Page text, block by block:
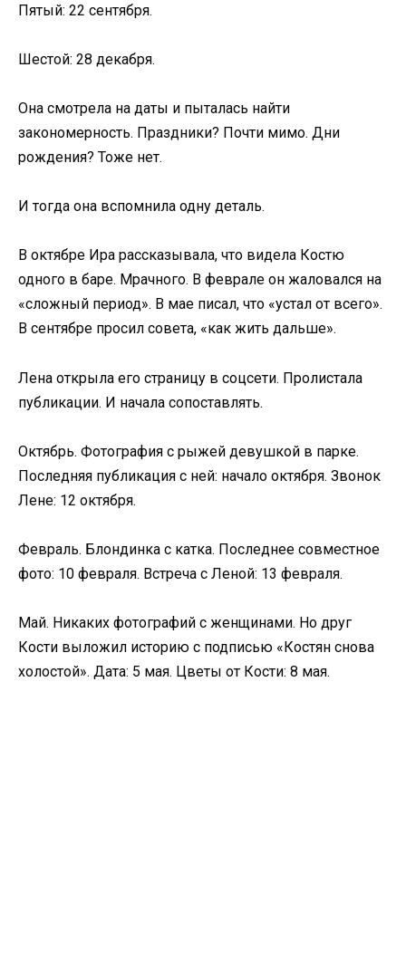
Пятый: 22 сентября.
Шестой: 28 декабря.
Она смотрела на даты и пыталась найти
закономерность. Праздники? Почти мимо. Дни
рождения? Тоже нет.
И тогда она вспомнила одну деталь.
В октябре Ира рассказывала, что видела Костю
одного в баре. Мрачного. В феврале он жаловался на
«сложный период». В мае писал, что «устал от всего».
В сентябре просил совета, «как жить дальше».
Лена открыла его страницу в соцсети. Пролистала
публикации. И начала сопоставлять.
Октябрь. Фотография с рыжей девушкой в парке.
Последняя публикация с ней: начало октября. Звонок
Лене: 12 октября.
Февраль. Блондинка с катка. Последнее совместное
фото: 10 февраля. Встреча с Леной: 13 февраля.
Май. Никаких фотографий с женщинами. Но друг
Кости выложил историю с подписью «Костян снова
холостой». Дата: 5 мая. Цветы от Кости: 8 мая.